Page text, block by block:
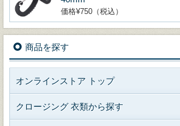
価格¥750（税込）
商品を探す
オンラインストア トップ
クロージング 衣類から探す